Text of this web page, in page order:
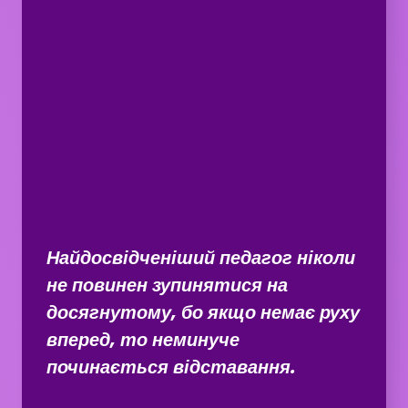
Найдосвідченіший педагог ніколи
не повинен зупинятися на
досягнутому, бо якщо немає руху
вперед, то неминуче
починається відставання.